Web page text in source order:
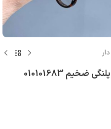
010101683